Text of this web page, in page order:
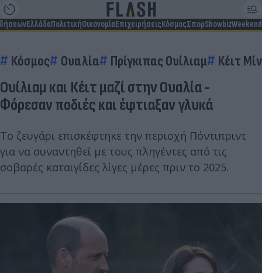
ΕλλάδαΠολιτικήΟικονομίαΕπιχειρήσειςΚόσμοςΣπορShowbizWeekend
Κόσμος Ουαλία Πρίγκιπας Ουίλιαμ Κέιτ
Ουίλιαμ και Κέιτ μαζί στην Ουαλία -
Φόρεσαν ποδιές και έφτιαξαν γλυκά
Το ζευγάρι επισκέφτηκε την περιοχή Πόντιπριντ
για να συναντηθεί με τους πληγέντες από τις
σοβαρές καταιγίδες λίγες μέρες πριν το 2025.